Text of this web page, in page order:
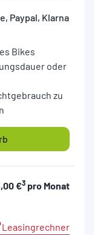
Paypal, Klarna
Bikes
oder
zu
€3 pro Monat
Leasingrechner